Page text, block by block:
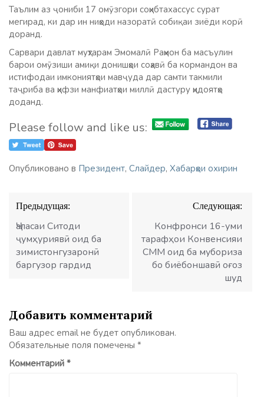
Таълим аз ҷониби 17 омӯзгори соҳибтахассус сурат
мегирад, ки дар ин ниҳоди назоратӣ собиқаи зиёди корӣ
доранд.
Сарвари давлат муҳтарам Эмомалӣ Раҳмон ба масъулин
барои омӯзиши амиқи донишҳои соҳавӣ ба кормандон ва
истифодаи имкониятҳои мавҷуда дар самти такмили
таҷриба ва ҳифзи манфиатҳои миллӣ дастуру ҳидоятҳо
доданд.
Please follow and like us:
Опубликовано в Президент, Слайдер, Хабарҳои охирин
Навигация
по
записям
Предыдущая:
Ҷаласаи Ситоди
ҷумҳуриявӣ оид ба
зимистонгузаронӣ
баргузор гардид
Следующая:
Конфронси 16-уми
тарафҳои Конвенсияи
СММ оид ба мубориза
бо биёбоншавӣ оғоз
шуд
Добавить комментарий
Ваш адрес email не будет опубликован.
Обязательные поля помечены *
Комментарий *